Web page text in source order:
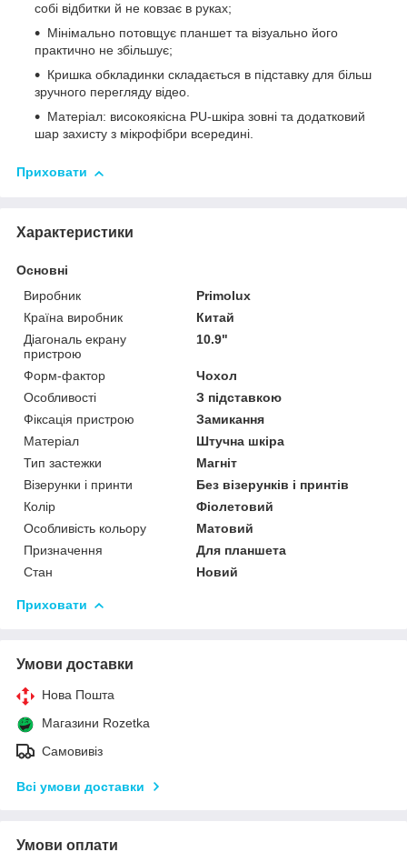
собі відбитки й не ковзає в руках;
Мінімально потовщує планшет та візуально його
практично не збільшує;
Кришка обкладинки складається в підставку для більш
зручного перегляду відео.
Матеріал: високоякісна PU-шкіра зовні та додатковий
шар захисту з мікрофібри всередині.
Приховати
Характеристики
Основні
Виробник
Primolux
Країна виробник
Китай
Діагональ екрану
пристрою
10.9"
Форм-фактор
Чохол
Особливості
З підставкою
Фіксація пристрою
Замикання
Матеріал
Штучна шкіра
Тип застежки
Магніт
Візерунки і принти
Без візерунків і принтів
Колір
Фіолетовий
Особливість кольору
Матовий
Призначення
Для планшета
Стан
Новий
Приховати
Умови доставки
Нова Пошта
Магазини Rozetka
Самовивіз
Всі умови доставки
Умови оплати